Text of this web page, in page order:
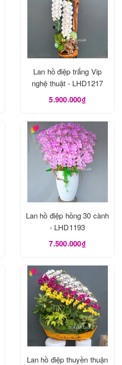
Lan hồ điệp trắng Vip
nghệ thuật - LHD1217
5.900.000₫
Lan hồ điệp hồng 30 cành
- LHD1193
7.500.000₫
Lan hồ điệp thuyền thuận